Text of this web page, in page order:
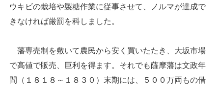
ウキビの栽培や製糖作業に従事させて、ノルマが達成で
きなければ厳罰を科しました。
藩専売制を敷いて農民から安く買いたたき、大坂市場
で高値で販売、巨利を得ます。それでも薩摩藩は文政年
間（１８１８～１８３０）末期には、５００万両もの借